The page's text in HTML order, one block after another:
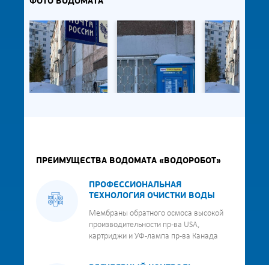
ПРЕИМУЩЕСТВА ВОДОМАТА «ВОДОРОБОТ»
ПРОФЕССИОНАЛЬНАЯ
ТЕХНОЛОГИЯ ОЧИСТКИ ВОДЫ
Мембраны обратного осмоса высокой
производительности пр-ва USA,
картриджи и УФ-лампа пр-ва Канада